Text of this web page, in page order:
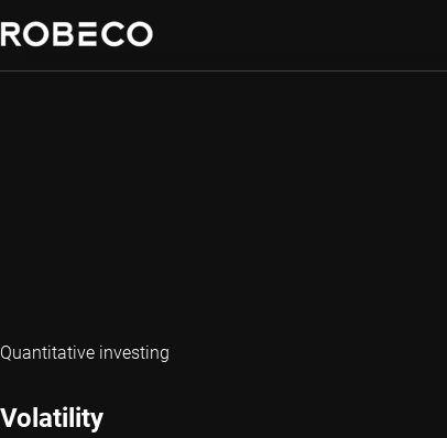
Quantitative investing
Volatility